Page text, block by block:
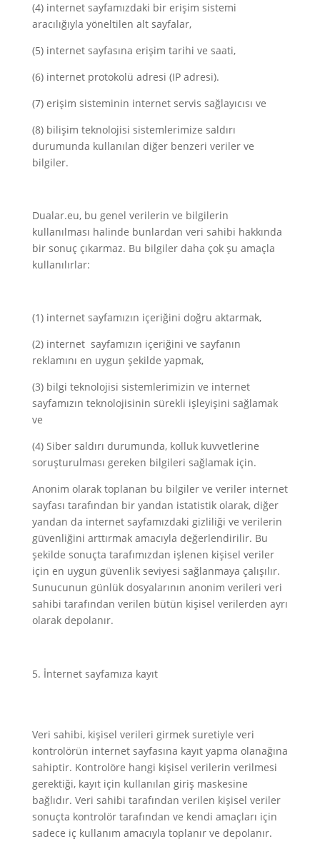
(4) internet sayfamızdaki bir erişim sistemi
aracılığıyla yöneltilen alt sayfalar,
(5) internet sayfasına erişim tarihi ve saati,
(6) internet protokolü adresi (IP adresi).
(7) erişim sisteminin internet servis sağlayıcısı ve
(8) bilişim teknolojisi sistemlerimize saldırı
durumunda kullanılan diğer benzeri veriler ve
bilgiler.
Dualar.eu, bu genel verilerin ve bilgilerin
kullanılması halinde bunlardan veri sahibi hakkında
bir sonuç çıkarmaz. Bu bilgiler daha çok şu amaçla
kullanılırlar:
(1) internet sayfamızın içeriğini doğru aktarmak,
(2) internet sayfamızın içeriğini ve sayfanın
reklamını en uygun şekilde yapmak,
(3) bilgi teknolojisi sistemlerimizin ve internet
sayfamızın teknolojisinin sürekli işleyişini sağlamak
ve
(4) Siber saldırı durumunda, kolluk kuvvetlerine
soruşturulması gereken bilgileri sağlamak için.
Anonim olarak toplanan bu bilgiler ve veriler internet
sayfası tarafından bir yandan istatistik olarak, diğer
yandan da internet sayfamızdaki gizliliği ve verilerin
güvenliğini arttırmak amacıyla değerlendirilir. Bu
şekilde sonuçta tarafımızdan işlenen kişisel veriler
için en uygun güvenlik seviyesi sağlanmaya çalışılır.
Sunucunun günlük dosyalarının anonim verileri veri
sahibi tarafından verilen bütün kişisel verilerden ayrı
olarak depolanır.
İnternet sayfamıza kayıt
Veri sahibi, kişisel verileri girmek suretiyle veri
kontrolörün internet sayfasına kayıt yapma olanağına
sahiptir. Kontrolöre hangi kişisel verilerin verilmesi
gerektiği, kayıt için kullanılan giriş maskesine
bağlıdır. Veri sahibi tarafından verilen kişisel veriler
sonuçta kontrolör tarafından ve kendi amaçları için
sadece iç kullanım amacıyla toplanır ve depolanır.